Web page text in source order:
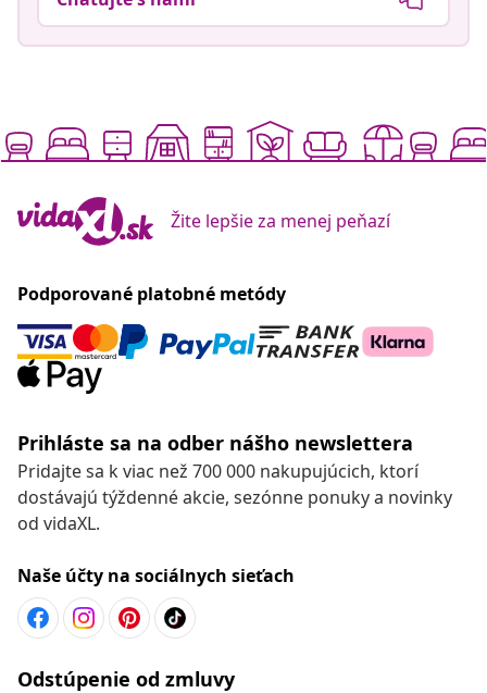
Žite lepšie za menej peňazí
Podporované platobné metódy
Prihláste sa na odber nášho newslettera
Pridajte sa k viac než 700 000 nakupujúcich, ktorí
dostávajú týždenné akcie, sezónne ponuky a novinky
od vidaXL.
Naše účty na sociálnych sieťach
Odstúpenie od zmluvy